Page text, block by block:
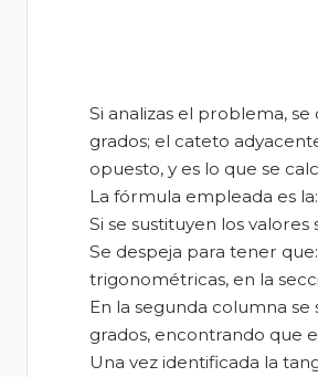
Si analizas el problema,
grados; el cateto
opuesto, y es lo que se
La fórmula empleada es
Si se sustituyen los
Se despeja para tener
trigonométricas, en la
En la segunda columna
grados, encontrando que
Una vez identificada la